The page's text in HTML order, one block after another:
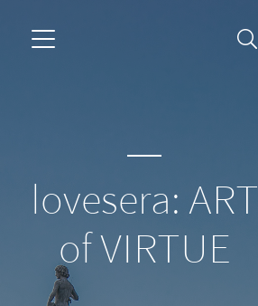
lovesera: ART
of VIRTUE